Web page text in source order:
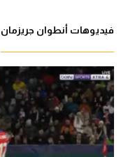
فيديوهات أنطوان جريزمان